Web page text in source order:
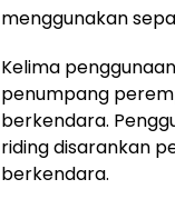
menggunakan
Kelima
penumpang
berkendara.
riding disarankan
berkendara.